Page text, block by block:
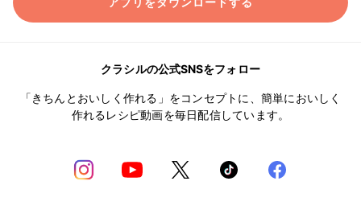
クラシルの公式SNSをフォロー
「きちんとおいしく作れる」をコンセプトに、簡単においしく
作れるレシピ動画を毎日配信しています。